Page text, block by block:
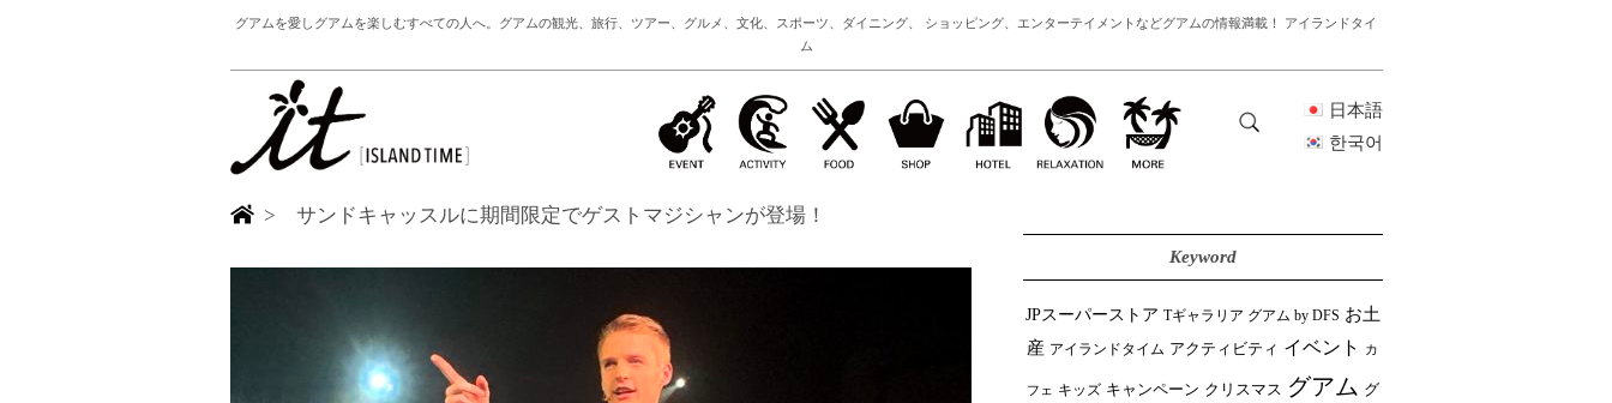
グアムを愛しグアムを楽しむすべての人へ。グアムの観光、旅行、ツアー、グルメ、文化、スポーツ、ダイニング、 ショッピング、エンターテイメントなどグアムの情報満載！ アイランドタイ
ム
日本語
한국어
> サンドキャッスルに期間限定でゲストマジシャンが登場！
Keyword
JPスーパーストア Tギャラリア グアム by DFS お土
産 アイランドタイム アクティビティ イベント カ
フェ キッズ キャンペーン クリスマス グアム グ